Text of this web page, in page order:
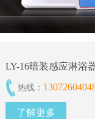
LY-16暗装感应淋浴
热线：
了解更多